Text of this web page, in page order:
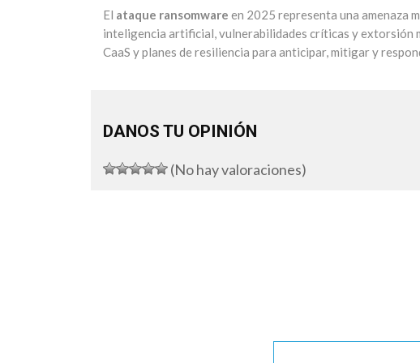
El ataque ransomware en 2025 representa una amenaza
inteligencia artificial, vulnerabilidades críticas y
CaaS y planes de resiliencia para anticipar, mitigar y
DANOS TU OPINIÓN
(No hay valoraciones)